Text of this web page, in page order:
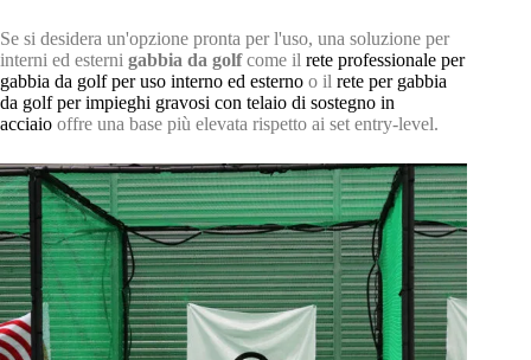
Se si desidera un'opzione pronta per l'uso, una soluzione per
interni ed esterni gabbia da golfcome il rete professionale per
gabbia da golf per uso interno ed esterno o il rete per gabbia
da golf per impieghi gravosi con telaio di sostegno in
acciaio offre una base più elevata rispetto ai set entry-level.